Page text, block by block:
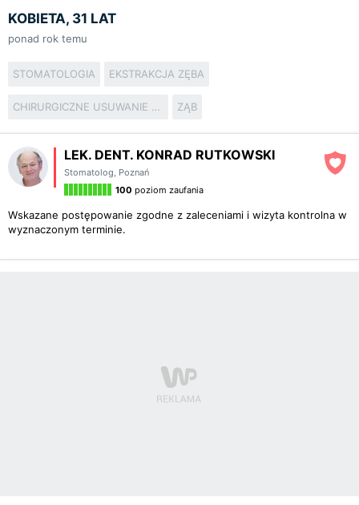
KOBIETA, 31 LAT
ponad rok temu
STOMATOLOGIA EKSTRAKCJA ZĘBA
CHIRURGICZNE USUWANIE ZĘBÓW ZĄB
LEK. DENT. KONRAD RUTKOWSKI
Stomatolog, Poznań
100 poziom zaufania
Wskazane postępowanie zgodne z zaleceniami i wizyta kontrolna w
wyznaczonym terminie.